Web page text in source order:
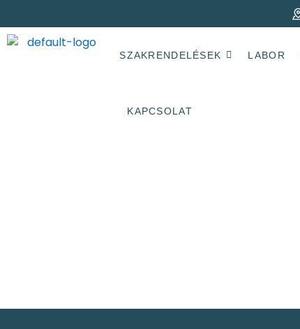
SZAKRENDELÉSEK LABOR
KAPCSOLAT